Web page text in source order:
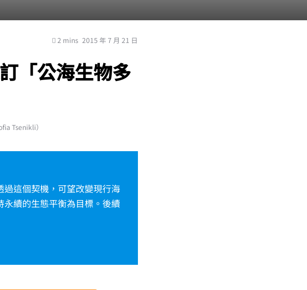
2 mins 2015 年 7 月 21 日
「公海生物多
Tsenikli）
這個契機，可望改變現行海
續的生態平衡為目標。後續